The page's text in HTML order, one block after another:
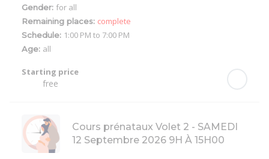
Gender: for all
Remaining places: complete
Schedule: 1:00 PM to 7:00 PM
Age: all
Starting price
free
Cours prénataux Volet 2 - SAMEDI
12 Septembre 2026 9H À 15H00